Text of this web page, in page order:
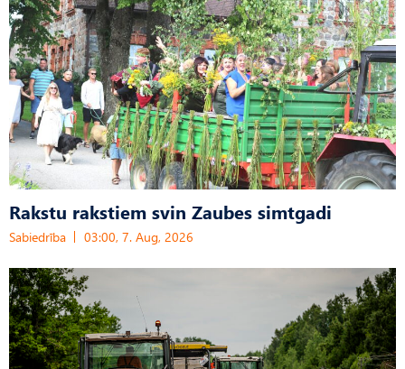
Rakstu rakstiem svin Zaubes simtgadi
Sabiedrība 03:00, 7. Aug, 2026